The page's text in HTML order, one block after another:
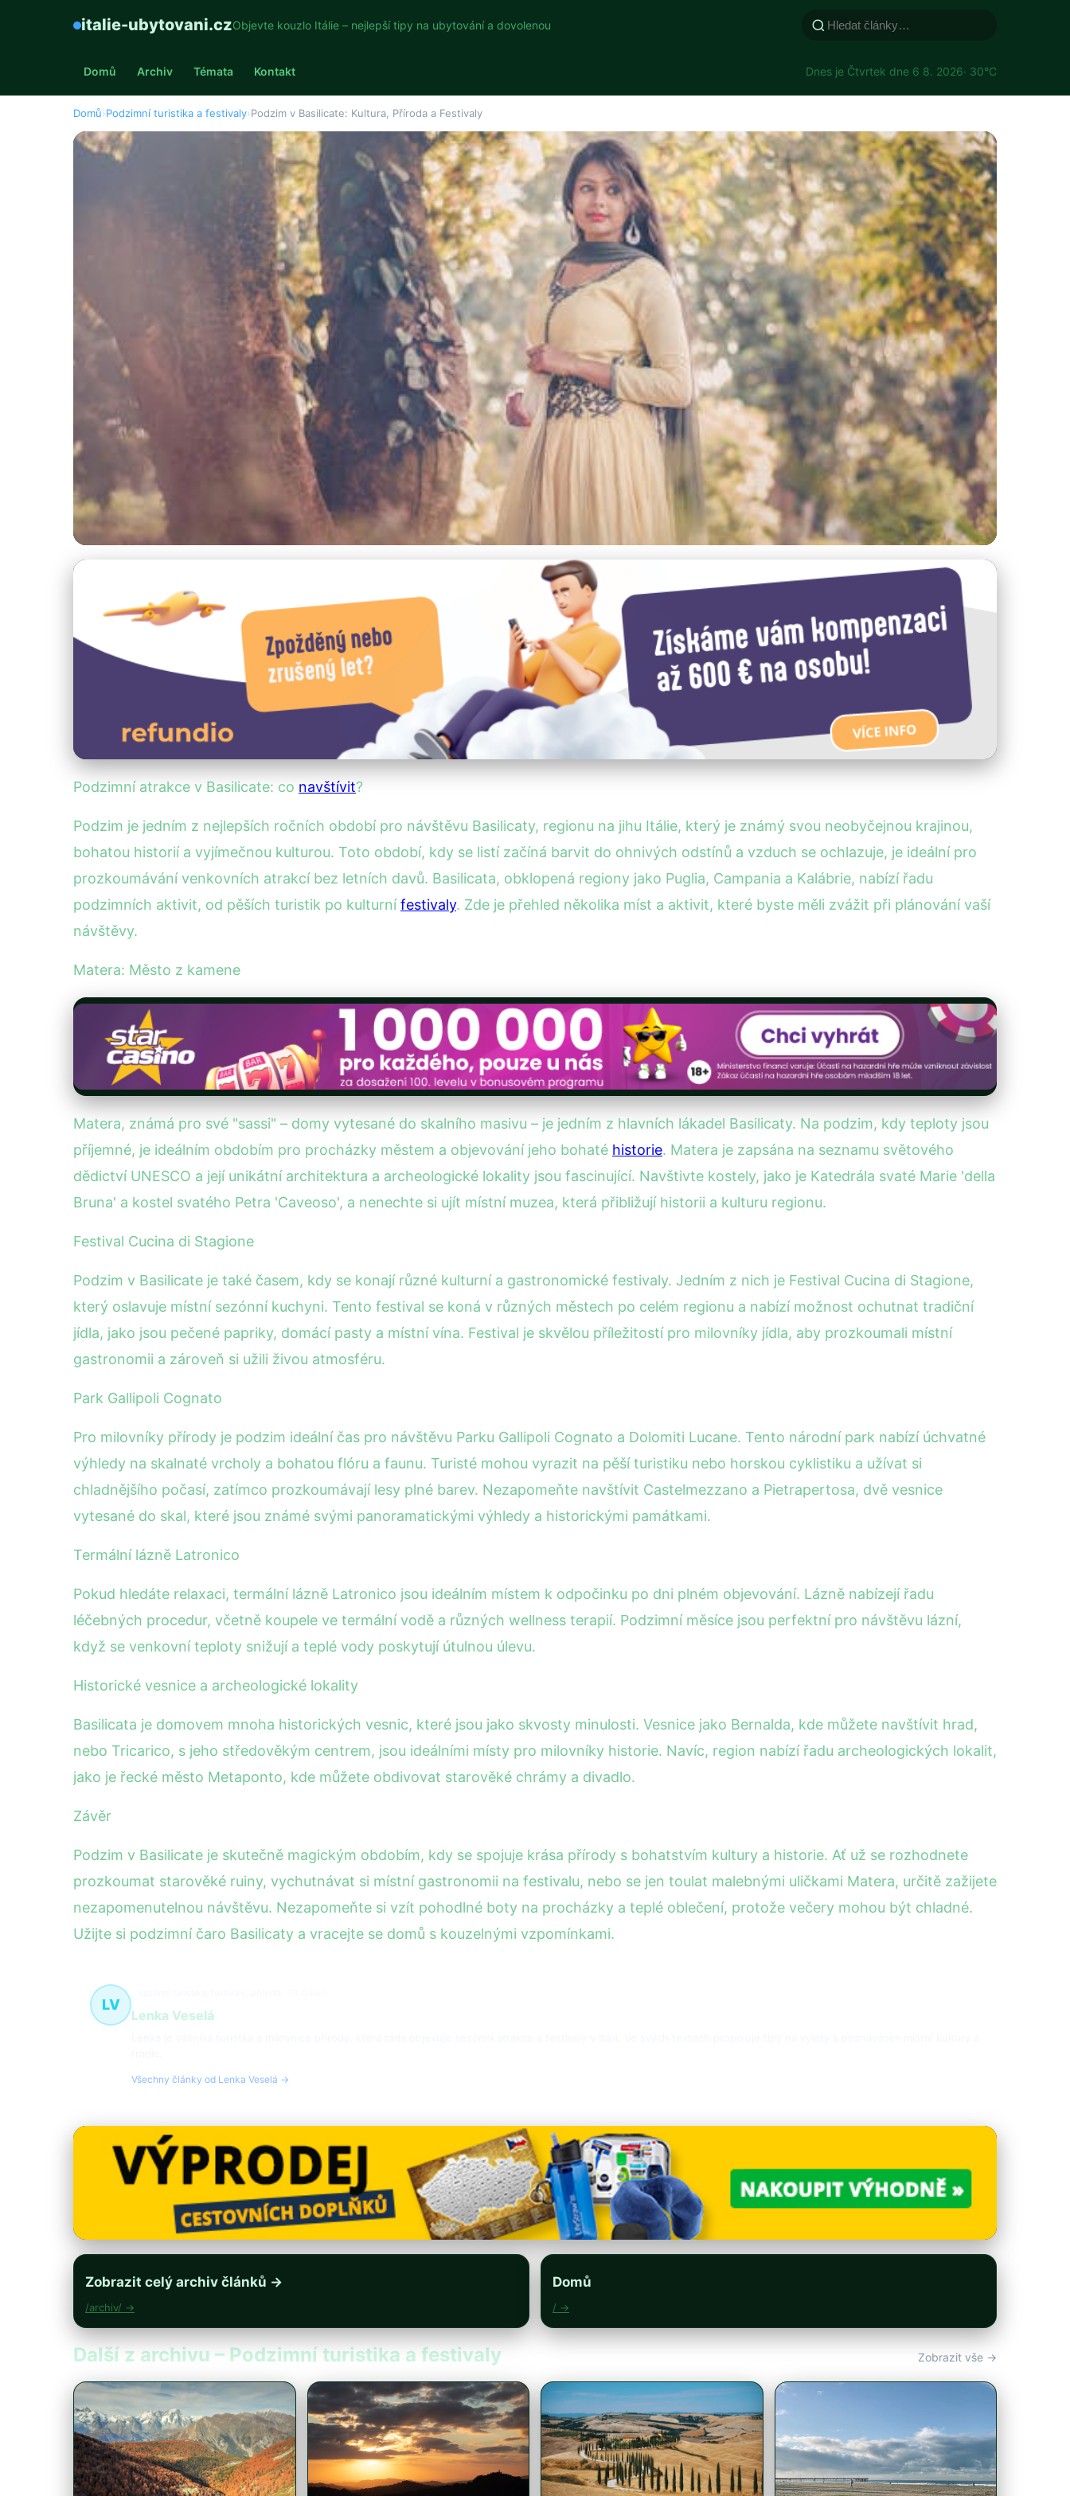
italie-ubytovani.czObjevte kouzlo Itálie – nejlepší tipy na ubytování a dovolenou
Domů Archiv Témata Kontakt Dnes je Čtvrtek dne 6 8. 2026· 30°C
Domů›Podzimní turistika a festivaly›Podzim v Basilicate: Kultura, Příroda a Festivaly
Podzim v Basilicate: Kultura, Příroda a Festivaly
29. 12. 2025 · 4 min čtení · Autor: Lenka Veselá
Podzimní atrakce v Basilicate: co navštívit?
Podzim je jedním z nejlepších ročních období pro návštěvu Basilicaty, regionu na jihu Itálie, který je známý svou neobyčejnou krajinou,
bohatou historií a vyjímečnou kulturou. Toto období, kdy se listí začíná barvit do ohnivých odstínů a vzduch se ochlazuje, je ideální pro
prozkoumávání venkovních atrakcí bez letních davů. Basilicata, obklopená regiony jako Puglia, Campania a Kalábrie, nabízí řadu
podzimních aktivit, od pěších turistik po kulturnífestivaly. Zde je přehled několika míst a aktivit, které byste měli zvážit při plánování vaší
návštěvy.
Matera: Město z kamene
Matera, známá pro své "sassi" – domy vytesané do skalního masivu – je jedním z hlavních lákadel Basilicaty. Na podzim, kdy teploty jsou
příjemné, je ideálním obdobím pro procházky městem a objevování jeho bohaté historie. Matera je zapsána na seznamu světového
dědictví UNESCO a její unikátní architektura a archeologické lokality jsou fascinující. Navštivte kostely, jako je Katedrála svaté Marie 'della
Bruna' a kostel svatého Petra 'Caveoso', a nenechte si ujít místní muzea, která přibližují historii a kulturu regionu.
Festival Cucina di Stagione
Podzim v Basilicate je také časem, kdy se konají různé kulturní a gastronomické festivaly. Jedním z nich je Festival Cucina di Stagione,
který oslavuje místní sezónní kuchyni. Tento festival se koná v různých městech po celém regionu a nabízí možnost ochutnat tradiční
jídla, jako jsou pečené papriky, domácí pasty a místní vína. Festival je skvělou příležitostí pro milovníky jídla, aby prozkoumali místní
gastronomii a zároveň si užili živou atmosféru.
Park Gallipoli Cognato
Pro milovníky přírody je podzim ideální čas pro návštěvu Parku Gallipoli Cognato a Dolomiti Lucane. Tento národní park nabízí úchvatné
výhledy na skalnaté vrcholy a bohatou flóru a faunu. Turisté mohou vyrazit na pěší turistiku nebo horskou cyklistiku a užívat si
chladnějšího počasí, zatímco prozkoumávají lesy plné barev. Nezapomeňte navštívit Castelmezzano a Pietrapertosa, dvě vesnice
vytesané do skal, které jsou známé svými panoramatickými výhledy a historickými památkami.
Termální lázně Latronico
Pokud hledáte relaxaci, termální lázně Latronico jsou ideálním místem k odpočinku po dni plném objevování. Lázně nabízejí řadu
léčebných procedur, včetně koupele ve termální vodě a různých wellness terapií. Podzimní měsíce jsou perfektní pro návštěvu lázní,
když se venkovní teploty snižují a teplé vody poskytují útulnou úlevu.
Historické vesnice a archeologické lokality
Basilicata je domovem mnoha historických vesnic, které jsou jako skvosty minulosti. Vesnice jako Bernalda, kde můžete navštívit hrad,
nebo Tricarico, s jeho středověkým centrem, jsou ideálními místy pro milovníky historie. Navíc, region nabízí řadu archeologických lokalit,
jako je řecké město Metaponto, kde můžete obdivovat starověké chrámy a divadlo.
Závěr
Podzim v Basilicate je skutečně magickým obdobím, kdy se spojuje krása přírody s bohatstvím kultury a historie. Ať už se rozhodnete
prozkoumat starověké ruiny, vychutnávat si místní gastronomii na festivalu, nebo se jen toulat malebnými uličkami Matera, určitě zažijete
nezapomenutelnou návštěvu. Nezapomeňte si vzít pohodlné boty na procházky a teplé oblečení, protože večery mohou být chladné.
Užijte si podzimní čaro Basilicaty a vracejte se domů s kouzelnými vzpomínkami.
LV
Lenka Veselá
Všechny články od Lenka Veselá →
Zobrazit celý archiv článků →
/archiv/ →
Domů
/ →
Další z archivu – Podzimní turistika a festivaly Zobrazit vše →